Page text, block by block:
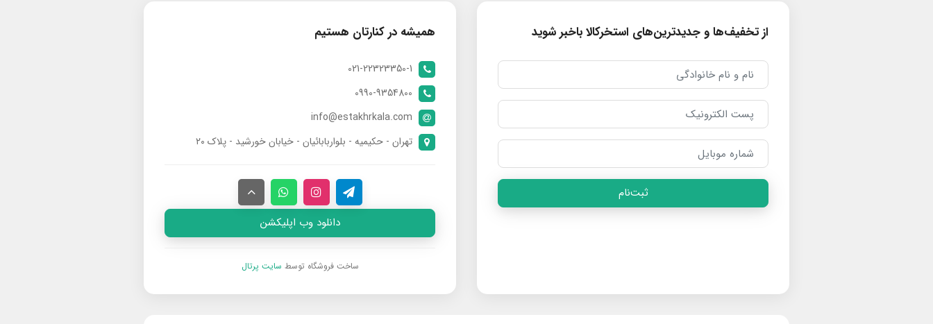
از تخفیف‌ها و جدیدترین‌های استخرکالا باخبر شوید
ثبت‌نام
همیشه در کنارتان هستیم
021-22323350-1
0990-9354800
info@estakhrkala.com
تهران - حکیمیه - بلواربابائیان - خیابان خورشید - پلاک ۲۰
دانلود وب اپلیکشن
ساخت فروشگاه توسط سایت پرتال